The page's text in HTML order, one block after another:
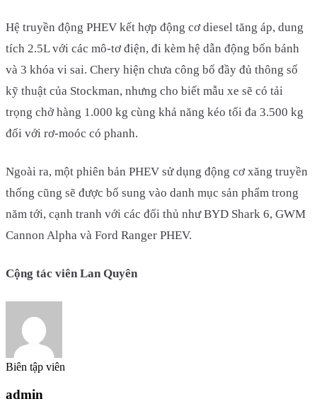
Hệ truyền động PHEV kết hợp động cơ diesel tăng áp, dung
tích 2.5L với các mô-tơ điện, đi kèm hệ dẫn động bốn bánh
và 3 khóa vi sai. Chery hiện chưa công bố đầy đủ thông số
kỹ thuật của Stockman, nhưng cho biết mẫu xe sẽ có tải
trọng chở hàng 1.000 kg cùng khả năng kéo tối đa 3.500 kg
đối với rơ-moóc có phanh.
Ngoài ra, một phiên bản PHEV sử dụng động cơ xăng truyền
thống cũng sẽ được bổ sung vào danh mục sản phẩm trong
năm tới, cạnh tranh với các đối thủ như BYD Shark 6, GWM
Cannon Alpha và Ford Ranger PHEV.
Cộng tác viên Lan Quyên
Biên tập viên
admin